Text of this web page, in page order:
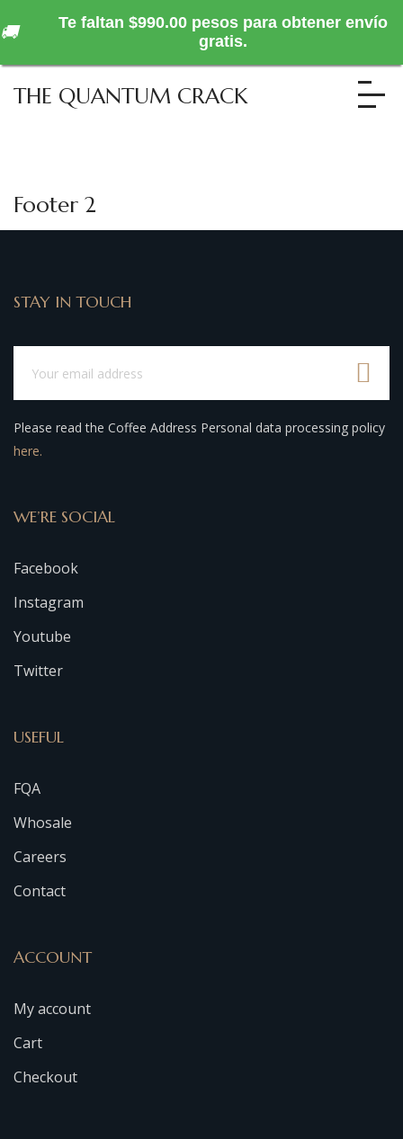
THE QUANTUM CRACK
Footer 2
STAY IN TOUCH
Please read the Coffee Address Personal data processing policy
here.
WE’RE SOCIAL
Facebook
Instagram
Youtube
Twitter
USEFUL
FQA
Whosale
Careers
Contact
ACCOUNT
My account
Cart
Checkout
🚚
Te faltan $990.00 pesos para obtener envío
gratis.